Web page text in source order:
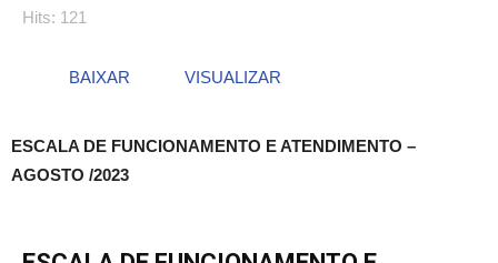
Hits: 121
BAIXAR VISUALIZAR
ESCALA DE FUNCIONAMENTO E ATENDIMENTO –
AGOSTO /2023